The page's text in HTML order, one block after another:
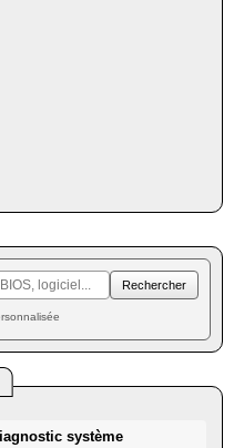
système